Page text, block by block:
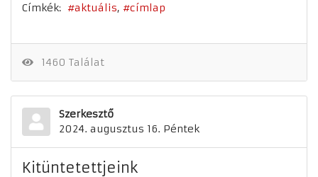
Címkék: aktuális címlap
1460 Találat
Szerkesztő
2024. augusztus 16. Péntek
Kitüntetettjeink